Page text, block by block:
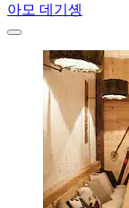
아모 데기솅